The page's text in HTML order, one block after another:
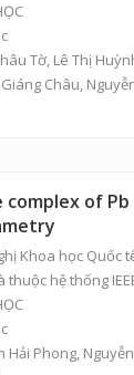
Tờ, Lê Thị
Châu,
of Pb
Khoa học Quốc
thuộc hệ thống
Hải Phong,